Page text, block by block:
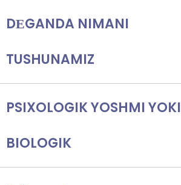
DЕGANDA NIMANI
TUSHUNAMIZ
PSIXOLOGIK YOSHMI YOKI
BIOLOGIK